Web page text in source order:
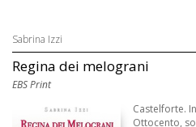
Sabrina Izzi
Regina dei melograni
EBS Print
Castelforte.
Ottocento,